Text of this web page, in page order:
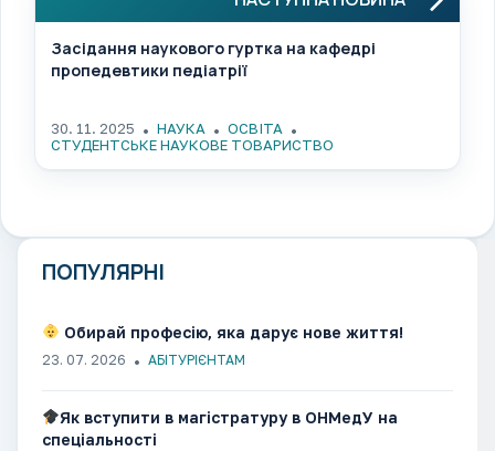
Засідання наукового гуртка на кафедрі
пропедевтики педіатрії
30. 11. 2025 НАУКА
ОСВІТА
СТУДЕНТСЬКЕ НАУКОВЕ ТОВАРИСТВО
ПОПУЛЯРНІ
Обирай професію, яка дарує нове життя!
23. 07. 2026 АБІТУРІЄНТАМ
Як вступити в магістратуру в ОНМедУ на
спеціальності